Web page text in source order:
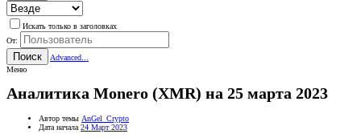
Искать только в заголовках
От:
Поиск
Advanced...
Меню
Аналитика Monero (XMR) на 25 марта 2023
Автор темы AnGel_Crypto
Дата начала 24 Март 2023